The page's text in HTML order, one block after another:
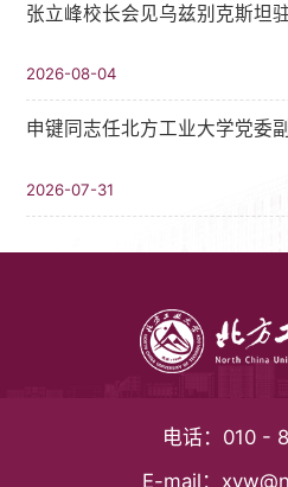
张立峰校长会见乌兹别克斯坦
2026-08-04
申键同志任北方工业大学党委
2026-07-31
电话： 010 -
E-mail：